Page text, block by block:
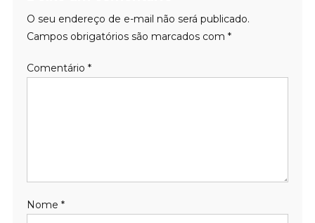
O seu endereço de e-mail não será publicado.
Campos obrigatórios são marcados com *
Comentário *
Nome *